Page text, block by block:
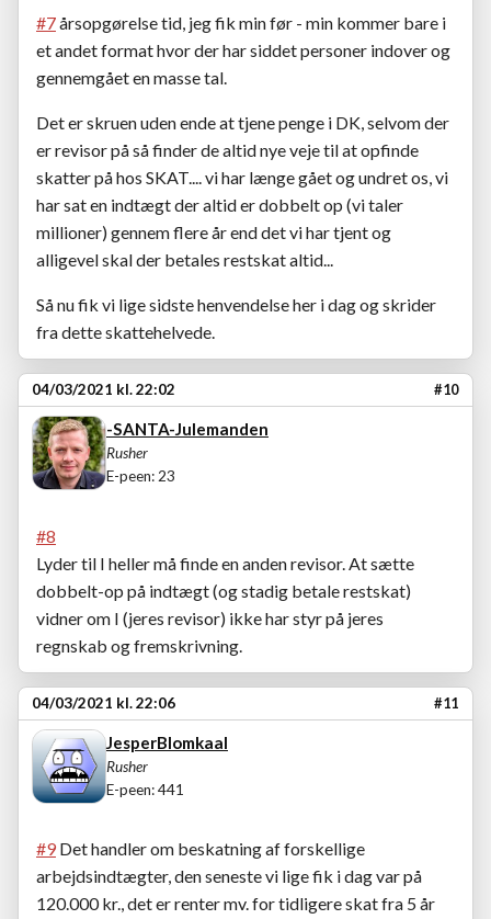
#7årsopgørelse tid, jeg fik min før - min kommer bare i
et andet format hvor der har siddet personer indover og
gennemgået en masse tal.
Det er skruen uden ende at tjene penge i DK, selvom der
er revisor på så finder de altid nye veje til at opfinde
skatter på hos SKAT.... vi har længe gået og undret os, vi
har sat en indtægt der altid er dobbelt op (vi taler
millioner) gennem flere år end det vi har tjent og
alligevel skal der betales restskat altid...
Så nu fik vi lige sidste henvendelse her i dag og skrider
fra dette skattehelvede.
04/03/2021 kl. 22:02 #10
-SANTA-Julemanden
Rusher
E-peen: 23
#8
Lyder til I heller må finde en anden revisor. At sætte
dobbelt-op på indtægt (og stadig betale restskat)
vidner om I (jeres revisor) ikke har styr på jeres
regnskab og fremskrivning.
04/03/2021 kl. 22:06 #11
JesperBlomkaal
Rusher
E-peen: 441
#9 Det handler om beskatning af forskellige
arbejdsindtægter, den seneste vi lige fik i dag var på
120.000 kr., det er renter mv. for tidligere skat fra 5 år